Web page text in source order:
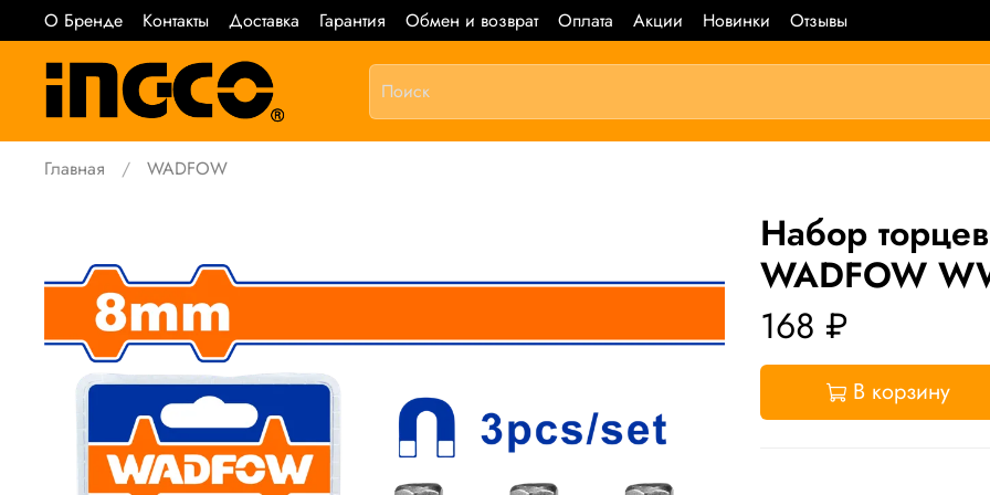
О Бренде Контакты Доставка Гарантия Обмен и возврат Оплата Акции Новинки Отзывы
Главная WADFOW
Набор
WADFOW
168 ₽
В корзину